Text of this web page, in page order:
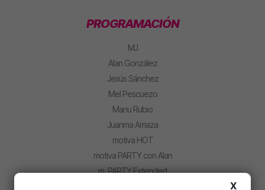
PROGRAMACIÓN
MJ
Alan González
Jesús Sánchez
Mel Pescuezo
Manu Rubio
Juanma Arriaza
motiva HOT
motiva PARTY con Alan
m. PARTY Extended
X